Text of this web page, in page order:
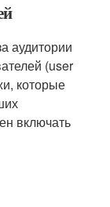
аудитории
(user
которые
включать